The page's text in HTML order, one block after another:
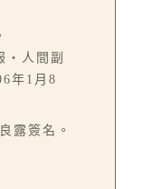
‧人間副
年1月8
露簽名。